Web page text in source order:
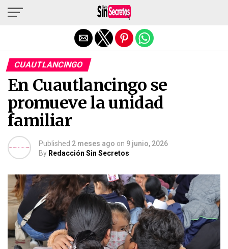
CUAUTLANCINGO
En Cuautlancingo se
promueve la unidad
familiar
Published 2 meses ago on 9 junio, 2026
By Redacción Sin Secretos
Salir de la versión móvil